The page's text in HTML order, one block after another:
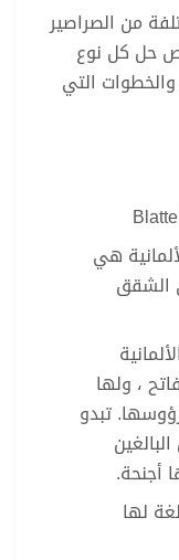
من الصراصير
حل كل نوع
التي
هي
الشقق
فاتح ، ولها
تبدو
أجنحة.
لها